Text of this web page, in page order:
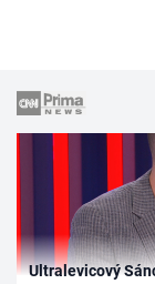
Ultralevicový